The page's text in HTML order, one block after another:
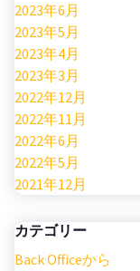
2023年6月
2023年5月
2023年4月
2023年3月
2022年12月
2022年11月
2022年6月
2022年5月
2021年12月
カテゴリー
Back Officeから